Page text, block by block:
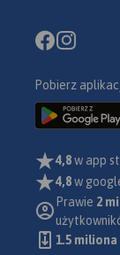
Pobierz
4,8w app
4,8w
Prawie 2
1.5 miliona